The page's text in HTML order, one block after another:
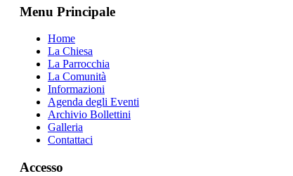
Menu Principale
Home
La Chiesa
La Parrocchia
La Comunità
Informazioni
Agenda degli Eventi
Archivio Bollettini
Galleria
Contattaci
Accesso